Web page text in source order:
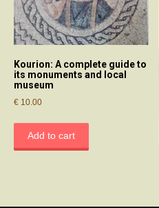
Kourion: A complete guide to
its monuments and local
museum
€ 10.00
Add to cart